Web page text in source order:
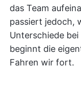
das Team
passiert jedoch,
Unterschiede
beginnt die
Fahren wir fort.